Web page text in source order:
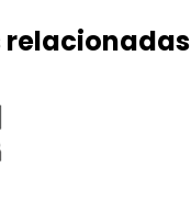
relacionadas